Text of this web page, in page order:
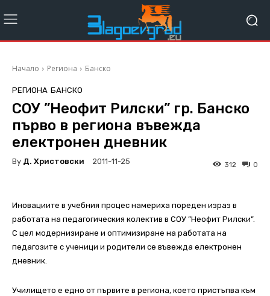
Начало Региона Банско
РЕГИОНА БАНСКО
СОУ ”Неофит Рилски” гр. Банско
първо в региона въвежда
електронен дневник
By Д. Христовски 2011-11-25 0
312
Иновациите в учебния процес намериха пореден израз в
работата на педагогическия колектив в СОУ ”Неофит Рилски”.
С цел модернизиране и оптимизиране на работата на
педагозите с ученици и родители се въвежда електронен
дневник.
Училището е едно от първите в региона, което пристъпва към